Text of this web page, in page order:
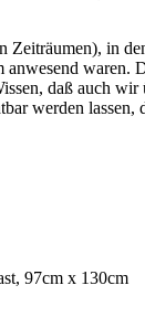
Zeiträumen), in
anwesend waren.
daß auch
werden
97cm x 130cm